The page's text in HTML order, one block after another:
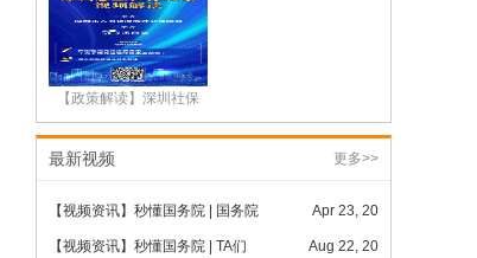
【政策解读】深圳社保
最新视频 更多>>
【视频资讯】秒懂国务院 | 国务院 Apr 23, 20
【视频资讯】秒懂国务院 | TA们 Aug 22, 20